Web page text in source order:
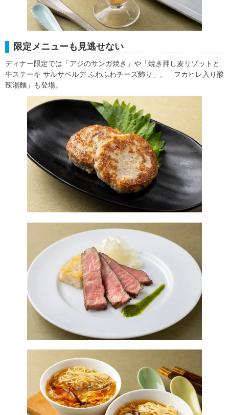
限定メニューも見逃せない
ディナー限定では「アジのサンガ焼き」や「焼き押し麦リゾットと
牛ステーキ サルサベルデ ふわふわチーズ飾り」、「フカヒレ入り酸
辣湯麵」も登場。